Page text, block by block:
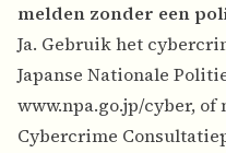
melden zonder een
Ja. Gebruik het
Japanse Nationale
www.npa.go.jp/cyber, of
Cybercrime